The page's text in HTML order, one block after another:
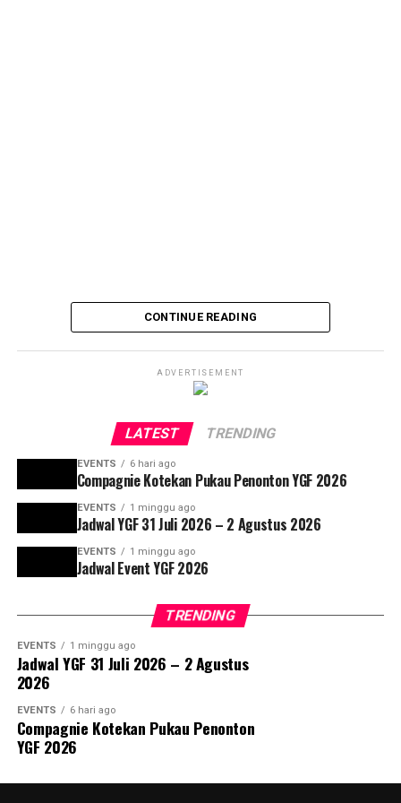
CONTINUE READING
ADVERTISEMENT
LATEST TRENDING
EVENTS 6 hari ago
Compagnie Kotekan Pukau Penonton YGF 2026
EVENTS 1 minggu ago
Jadwal YGF 31 Juli 2026 – 2 Agustus 2026
EVENTS 1 minggu ago
Jadwal Event YGF 2026
TRENDING
EVENTS 1 minggu ago
Jadwal YGF 31 Juli 2026 – 2 Agustus
2026
EVENTS 6 hari ago
Compagnie Kotekan Pukau Penonton
YGF 2026